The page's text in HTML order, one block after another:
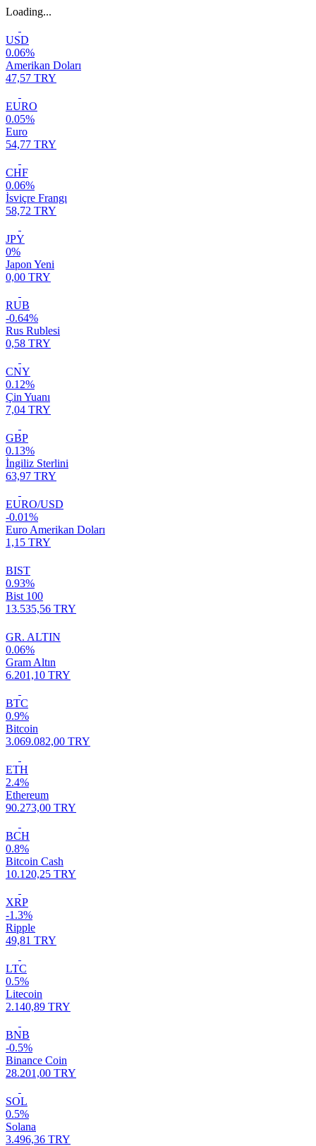
Loading...
USD
0.06%
Amerikan Doları
47,57 TRY
EURO
0.05%
Euro
54,77 TRY
CHF
0.06%
İsviçre Frangı
58,72 TRY
JPY
0%
Japon Yeni
0,00 TRY
RUB
-0.64%
Rus Rublesi
0,58 TRY
CNY
0.12%
Çin Yuanı
7,04 TRY
GBP
0.13%
İngiliz Sterlini
63,97 TRY
EURO/USD
-0.01%
Euro Amerikan Doları
1,15 TRY
BIST
0.93%
Bist 100
13.535,56 TRY
GR. ALTIN
0.06%
Gram Altın
6.201,10 TRY
BTC
0.9%
Bitcoin
3.069.082,00 TRY
ETH
2.4%
Ethereum
90.273,00 TRY
BCH
0.8%
Bitcoin Cash
10.120,25 TRY
XRP
-1.3%
Ripple
49,81 TRY
LTC
0.5%
Litecoin
2.140,89 TRY
BNB
-0.5%
Binance Coin
28.201,00 TRY
SOL
0.5%
Solana
3.496,36 TRY